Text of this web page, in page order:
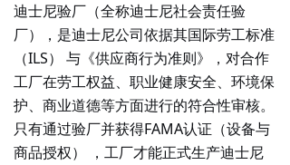
迪士尼验厂 （全称迪士尼社会责任验
厂），是迪士尼公司依据其国际劳工标准
（ILS）
与《供应商行为准则》，对合作
工厂在劳工权益、职业健康安全、环境保
护、商业道德等方面进行的符合性审核。
只有通过验厂并获得FAMA认证（设备与
商品授权）
，工厂才能正式生产迪士尼